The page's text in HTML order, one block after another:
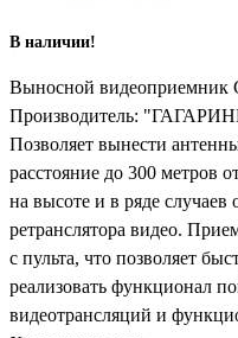
В наличии!
Выносной
Производитель:
Позволяет вынести
расстояние до 300 метров
на высоте и в ряде случаев
ретранслятора видео.
с пульта, что позволяет
реализовать функционал
видеотрансляций и